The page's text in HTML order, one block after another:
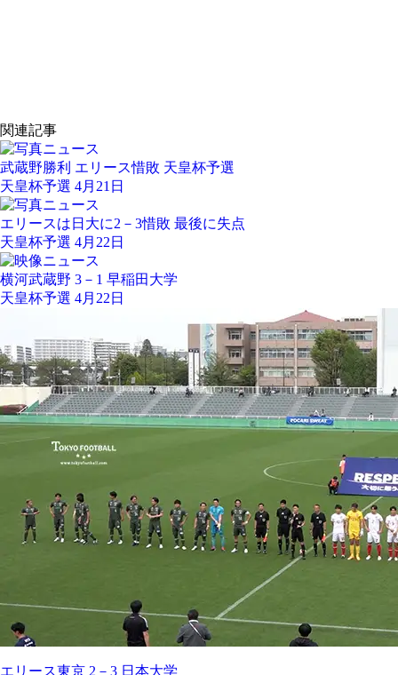
関連記事
武蔵野勝利 エリース惜敗 天皇杯予選
天皇杯予選 4月21日
エリースは日大に2－3惜敗 最後に失点
天皇杯予選 4月22日
横河武蔵野 3－1 早稲田大学
天皇杯予選 4月22日
エリース東京 2－3 日本大学